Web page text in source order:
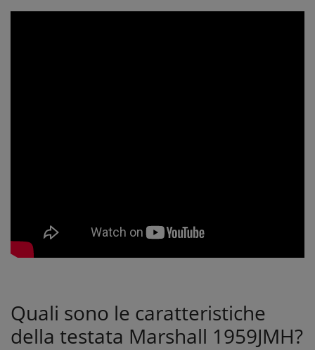
Quali sono le caratteristiche
della testata Marshall 1959JMH?